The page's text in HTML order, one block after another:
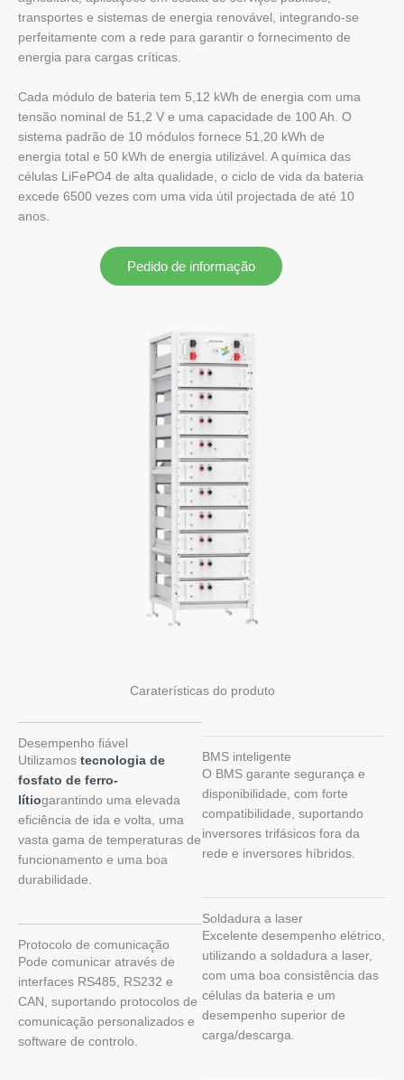
transportes e sistemas de energia renovável, integrando-se
perfeitamente com a rede para garantir o fornecimento de
energia para cargas críticas.
Cada módulo de bateria tem 5,12 kWh de energia com uma
tensão nominal de 51,2 V e uma capacidade de 100 Ah. O
sistema padrão de 10 módulos fornece 51,20 kWh de
energia total e 50 kWh de energia utilizável. A química das
células LiFePO4 de alta qualidade, o ciclo de vida da bateria
excede 6500 vezes com uma vida útil projectada de até 10
anos.
Pedido de informação
Caraterísticas do produto
Desempenho fiável
Utilizamos tecnologia de
fosfato de ferro-
lítiogarantindo uma elevada
eficiência de ida e volta, uma
vasta gama de temperaturas de
funcionamento e uma boa
durabilidade.
Protocolo de comunicação
Pode comunicar através de
interfaces RS485, RS232 e
CAN, suportando protocolos de
comunicação personalizados e
software de controlo.
BMS inteligente
O BMS garante segurança e
disponibilidade, com forte
compatibilidade, suportando
inversores trifásicos fora da
rede e inversores híbridos.
Soldadura a laser
Excelente desempenho elétrico,
utilizando a soldadura a laser,
com uma boa consistência das
células da bateria e um
desempenho superior de
carga/descarga.